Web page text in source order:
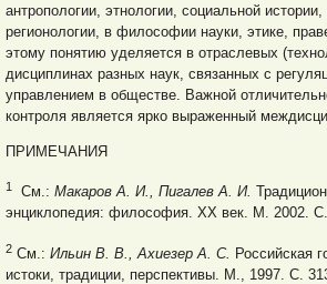
антропологии, этнологии, социальной истории,
регионологии, в философии науки, этике,
этому понятию уделяется в отраслевых
дисциплинах разных наук, связанных с
управлением в обществе. Важной
контроля является ярко выраженный
ПРИМЕЧАНИЯ
1 См.: Макаров А. И., Пигалев А. И.
энциклопедия: философия. ХХ век. М. 2002.
2 См.: Ильин В. В., Ахиезер А. С. Российская
истоки, традиции, перспективы. М., 1997. С.